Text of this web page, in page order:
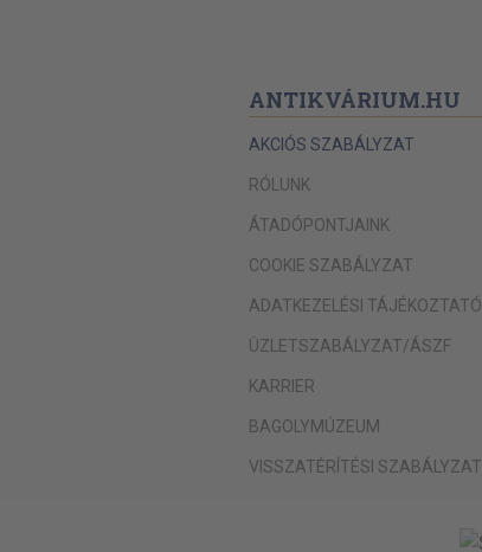
ANTIKVÁRIUM.HU
AKCIÓS SZABÁLYZAT
RÓLUNK
ÁTADÓPONTJAINK
COOKIE SZABÁLYZAT
ADATKEZELÉSI TÁJÉKOZTATÓ
ÜZLETSZABÁLYZAT/ÁSZF
KARRIER
BAGOLYMÚZEUM
VISSZATÉRÍTÉSI SZABÁLYZAT